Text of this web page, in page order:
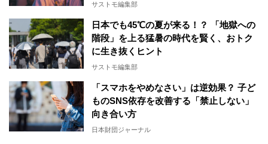
サストモ編集部
日本でも45℃の夏が来る！？ 「地獄への
階段」を上る猛暑の時代を賢く、おトク
に生き抜くヒント
サストモ編集部
「スマホをやめなさい」は逆効果？ 子ど
ものSNS依存を改善する「禁止しない」
向き合い方
日本財団ジャーナル